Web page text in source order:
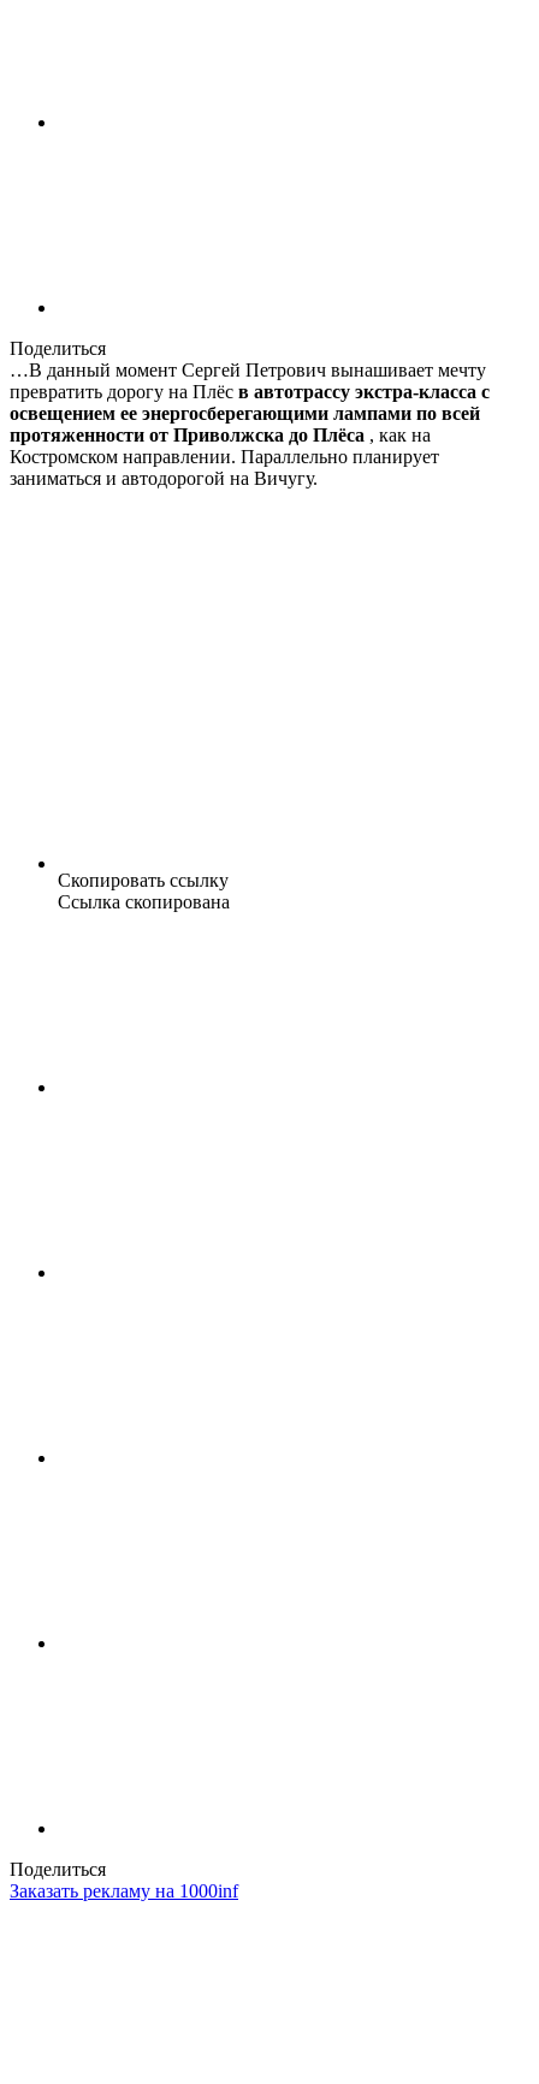
Поделиться
…В данный момент Сергей Петрович вынашивает мечту
превратить дорогу на Плёс в автотрассу экстра-класса с
освещением ее энергосберегающими лампами по всей
протяженности от Приволжска до Плёса , как на
Костромском направлении. Параллельно планирует
заниматься и автодорогой на Вичугу.
Скопировать ссылку
Ссылка скопирована
Поделиться
Заказать рекламу на 1000inf